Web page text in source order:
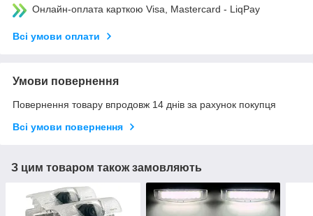
Онлайн-оплата карткою Visa, Mastercard - LiqPay
Всі умови оплати
Умови повернення
Повернення товару впродовж 14 днів за рахунок покупця
Всі умови повернення
З цим товаром також замовляють